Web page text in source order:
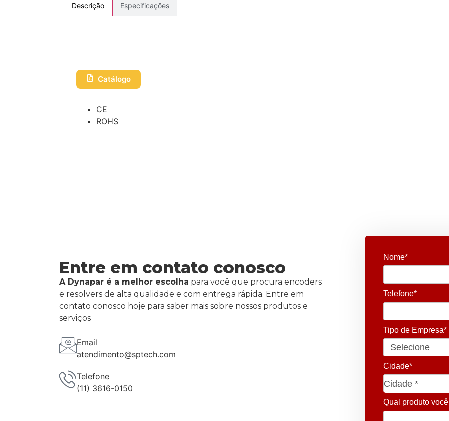
Descrição Especificações
Catálogo
CE
ROHS
Entre em contato conosco
A Dynapar é a melhor escolha para você que procura encoders
e resolvers de alta qualidade e com entrega rápida. Entre em
contato conosco hoje para saber mais sobre nossos produtos e
serviços
Email
atendimento@sptech.com
Telefone
(11) 3616-0150
Nome*
Telefone*
Tipo de Empresa*
Cidade*
Cidade *
Cidade*
Qual produto